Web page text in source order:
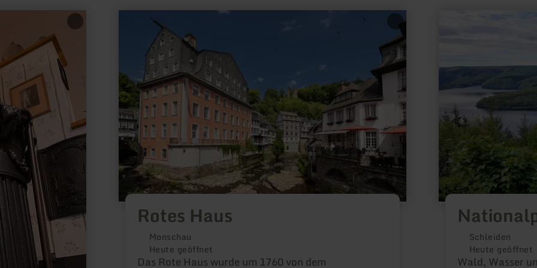
Rotes Haus
Monschau
Heute geöffnet
Das Rote Haus wurde um 1760 von dem
Schleiden
Heute geöffnet
Wald, Wasser